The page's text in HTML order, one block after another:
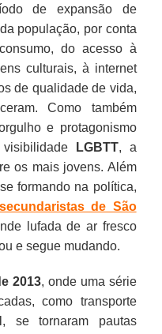
de expansão de
população, por conta
do acesso à
culturais, à internet
de qualidade de vida,
Como também
e protagonismo
LGBTT, a
os mais jovens. Além
formando na política,
secundaristas de São
lufada de ar fresco
e segue mudando.
2013, onde uma série
como transporte
se tornaram pautas